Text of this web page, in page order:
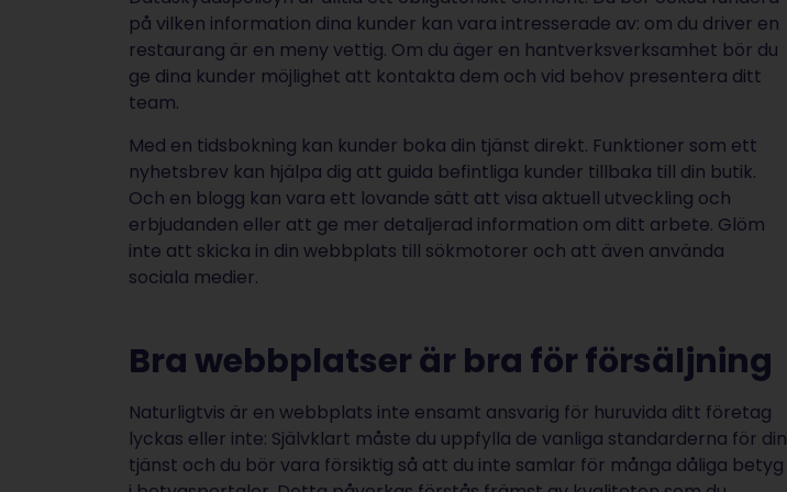
på vilken information dina kunder kan vara intresserade av: om du driver en
restaurang är en meny vettig. Om du äger en hantverksverksamhet bör du
ge dina kunder möjlighet att kontakta dem och vid behov presentera ditt
team.
Med en tidsbokning kan kunder boka din tjänst direkt. Funktioner som ett
nyhetsbrev kan hjälpa dig att guida befintliga kunder tillbaka till din butik.
Och en blogg kan vara ett lovande sätt att visa aktuell utveckling och
erbjudanden eller att ge mer detaljerad information om ditt arbete. Glöm
inte att skicka in din webbplats till sökmotorer och att även använda
sociala medier.
Bra webbplatser är bra för försäljning
Naturligtvis är en webbplats inte ensamt ansvarig för huruvida ditt företag
lyckas eller inte: Självklart måste du uppfylla de vanliga standarderna för din
tjänst och du bör vara försiktig så att du inte samlar för många dåliga betyg